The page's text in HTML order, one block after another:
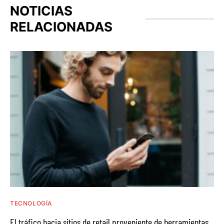
NOTICIAS
RELACIONADAS
TECNOLOGÍA